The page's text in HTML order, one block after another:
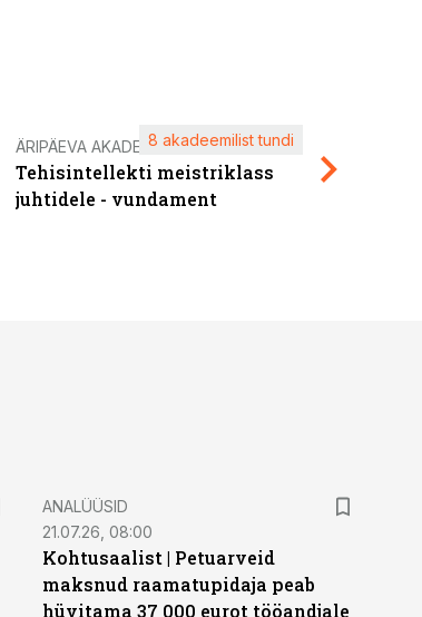
ÄRIPÄEVA AKADEEMIA
Tehisintellekti meistriklass
juhtidele - vundament
8 akadeemilist tundi
ANALÜÜSID
21.07.26, 08:00
Kohtusaalist | Petuarveid
maksnud raamatupidaja peab
hüvitama 37 000 eurot tööandjale